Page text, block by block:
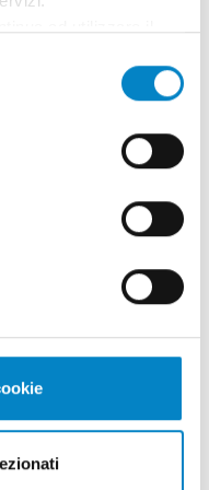
di
Un ricono [...]